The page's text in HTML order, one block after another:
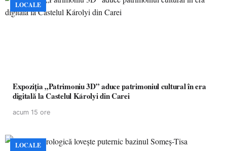
LOCALE
Expoziția „Patrimoniu 3D” aduce patrimoniul cultural în era
digitală la Castelul Károlyi din Carei
acum 15 ore
LOCALE